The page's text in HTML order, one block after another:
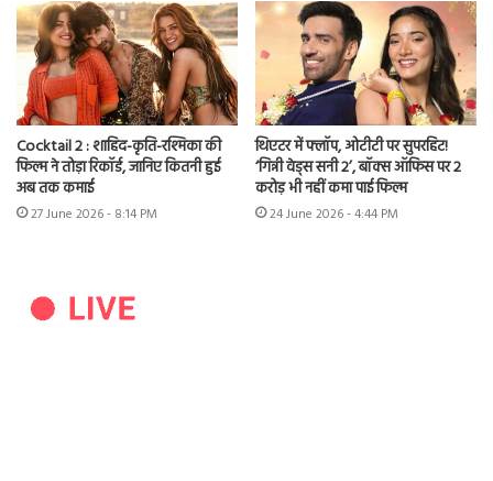
Cocktail 2 : शाहिद-कृति-रश्मिका की
फिल्म ने तोड़ा रिकॉर्ड, जानिए कितनी हुई
अब तक कमाई
27 June 2026 - 8:14 PM
थिएटर में फ्लॉप, ओटीटी पर सुपरहिट!
‘गिन्नी वेड्स सनी 2’, बॉक्स ऑफिस पर 2
करोड़ भी नहीं कमा पाई फिल्म
24 June 2026 - 4:44 PM